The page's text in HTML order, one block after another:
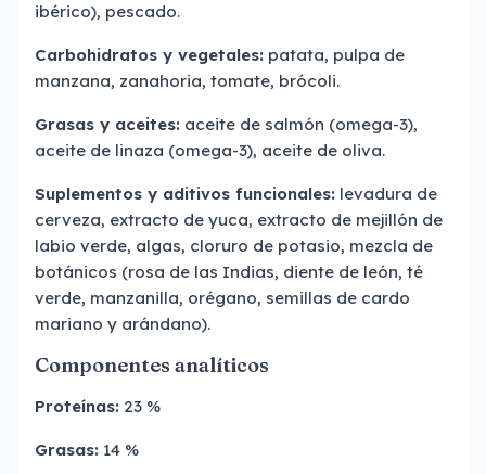
ibérico), pescado.
Carbohidratos y vegetales: patata, pulpa de
manzana, zanahoria, tomate, brócoli.
Grasas y aceites: aceite de salmón (omega-3),
aceite de linaza (omega-3), aceite de oliva.
Suplementos y aditivos funcionales: levadura de
cerveza, extracto de yuca, extracto de mejillón de
labio verde, algas, cloruro de potasio, mezcla de
botánicos (rosa de las Indias, diente de león, té
verde, manzanilla, orégano, semillas de cardo
mariano y arándano).
Componentes analíticos
Proteínas: 23 %
Grasas: 14 %